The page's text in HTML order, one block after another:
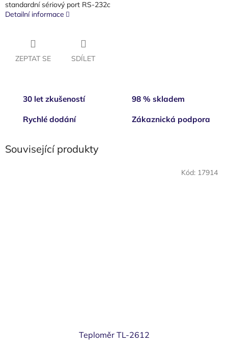
standardní sériový port RS-232c
Detailní informace
ZEPTAT SE SDÍLET
30 let zkušeností 98 % skladem
Rychlé dodání Zákaznická podpora
Související produkty
Teploměr TL-2612
Kód: 17914